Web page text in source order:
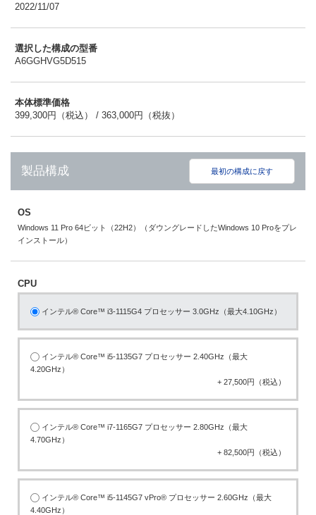
2022/11/07
選択した構成の型番
A6GGHVG5D515
本体標準価格
399,300円（税込） / 363,000円（税抜）
製品構成 最初の構成に戻す
OS
Windows 11 Pro 64ビット（22H2）（ダウングレードしたWindows 10 Proをプレ
インストール）
CPU
インテル® Core™ i3-1115G4 プロセッサー 3.0GHz（最大4.10GHz）
インテル® Core™ i5-1135G7 プロセッサー 2.40GHz（最大
4.20GHz）
+ 27,500円（税込）
インテル® Core™ i7-1165G7 プロセッサー 2.80GHz（最大
4.70GHz）
+ 82,500円（税込）
インテル® Core™ i5-1145G7 vPro® プロセッサー 2.60GHz（最大
4.40GHz）